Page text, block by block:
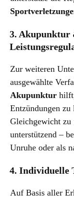
3. Akupunktur
Zur weiteren
ausgewählte
Akupunktur
Entzündungen zu
Gleichgewicht zu
unterstützend –
Unruhe oder als
4. Individuelle
Auf Basis aller